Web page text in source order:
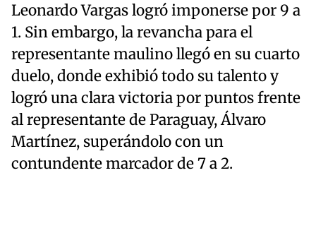
Leonardo Vargas logró imponerse por 9 a
1. Sin embargo, la revancha para el
representante maulino llegó en su cuarto
duelo, donde exhibió todo su talento y
logró una clara victoria por puntos frente
al representante de Paraguay, Álvaro
Martínez, superándolo con un
contundente marcador de 7 a 2.